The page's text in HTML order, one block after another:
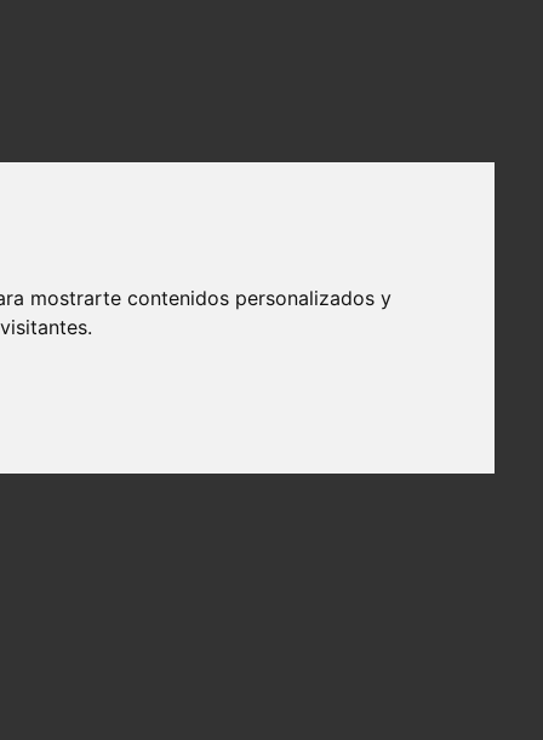
mostrarte contenidos personalizados y